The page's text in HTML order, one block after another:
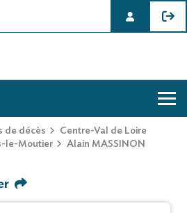
DE ALAIN MASSINON
de décès
Centre-Val de Loire
le-Moutier Alain MASSINON